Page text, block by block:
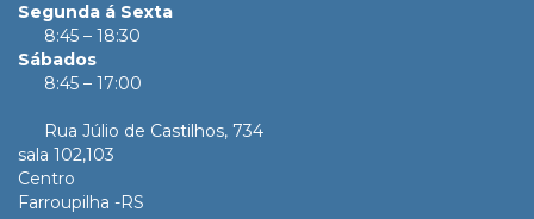
Segunda á Sexta
8:45 – 18:30
Sábados
8:45 – 17:00
Rua Júlio de Castilhos, 734
sala 102,103
Centro
Farroupilha -RS